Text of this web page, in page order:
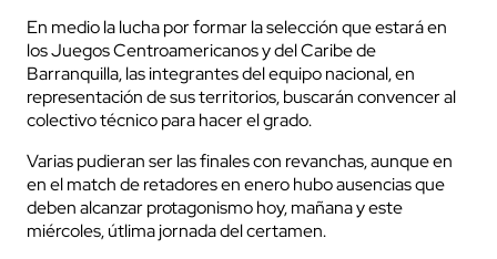
En medio la lucha por formar la selección que estará en
los Juegos Centroamericanos y del Caribe de
Barranquilla, las integrantes del equipo nacional, en
representación de sus territorios, buscarán convencer al
colectivo técnico para hacer el grado.
Varias pudieran ser las finales con revanchas, aunque en
en el match de retadores en enero hubo ausencias que
deben alcanzar protagonismo hoy, mañana y este
miércoles, útlima jornada del certamen.